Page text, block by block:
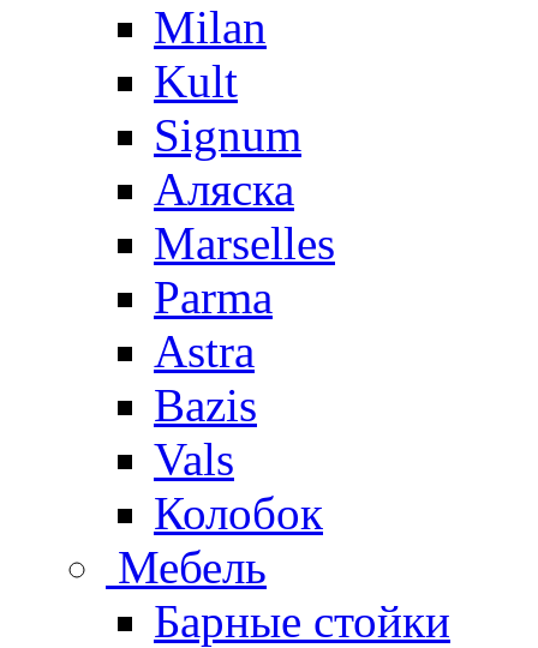
Milan
Kult
Signum
Аляска
Marselles
Parma
Astra
Bazis
Vals
Колобок
Мебель
Барные стойки